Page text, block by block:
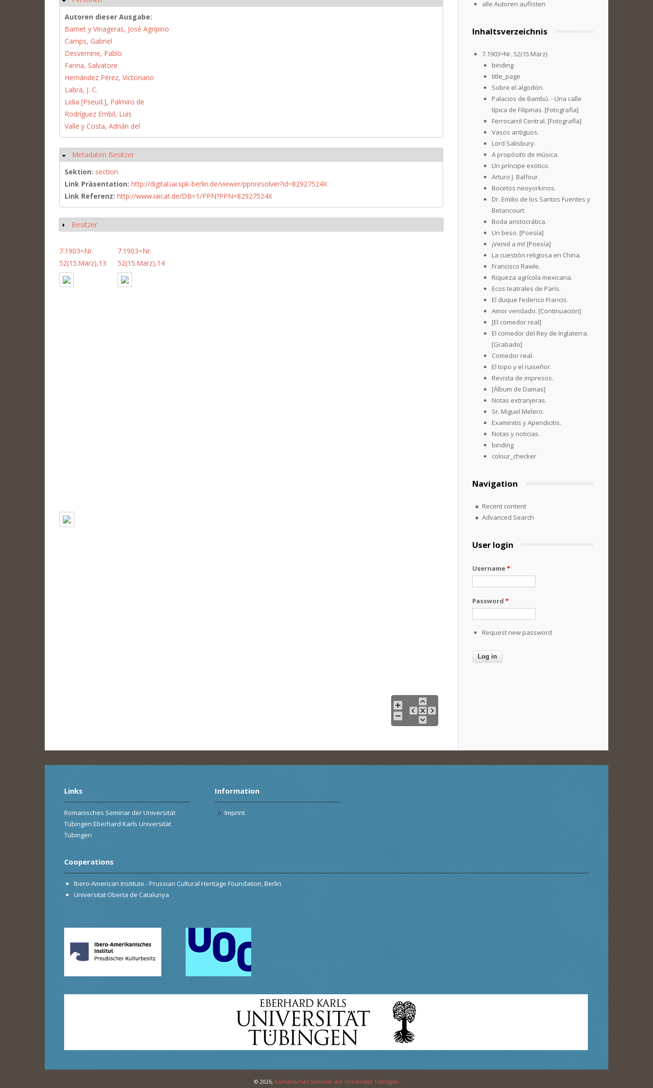
Autoren dieser Ausgabe:
Barnet y Vinageras, José Agripino
Camps, Gabriel
Desvernine, Pablo
Farina, Salvatore
Hernández Pérez, Victoriano
Labra, J. C.
Lidia [Pseud.], Palmiro de
Rodríguez Embil, Luis
Valle y Costa, Adrián del
Hide
Metadaten Besitzer
Sektion: section
Link Präsentation: http://digital.iai.spk-berlin.de/viewer/ppnresolver?id=82927524X
Link Referenz: http://www.iaicat.de/DB=1/PPN?PPN=82927524X
Show
Besitzer
7.1903=Nr.
52(15.März),13
7.1903=Nr.
52(15.März),14
alle Autoren auflisten
Inhaltsverzeichnis
7.1903=Nr. 52(15.März)
binding
title_page
Sobre el algodón.
Palacios de Bambú. - Una calle
típica de Filipinas. [Fotografía]
Ferrocarril Central. [Fotografía]
Vasos antiguos.
Lord Salisbury.
A propósito de música.
Un príncipe exótico.
Arturo J. Balfour.
Bocetos neoyorkinos.
Dr. Emilio de los Santos Fuentes y
Betancourt.
Boda aristocrática.
Un beso. [Poesía]
¡Venid a mi! [Poesía]
La cuestión religiosa en China.
Francisco Rawle.
Riqueza agrícola mexicana.
Ecos teatrales de París.
El duque Federico Francis.
Amor vendado. [Continuación]
[El comedor real]
El comedor del Rey de Inglaterra.
[Grabado]
Comedor real.
El topo y el ruiseñor.
Revista de impresos.
[Álbum de Damas]
Notas extranjeras.
Sr. Miguel Melero.
Examinitis y Apendicitis.
Notas y noticias.
binding
colour_checker
Navigation
Recent content
Advanced Search
User login
Username*
Password *
Request new password
Links
Romanisches Seminar der Universität
Tübingen Eberhard Karls Universität
Tübingen
Information
Imprint
Cooperations
Ibero-American Institute - Prussian Cultural Heritage Foundation, Berlin
Universitat Oberta de Catalunya
© 2026, Romanisches Seminar der Universität Tübingen